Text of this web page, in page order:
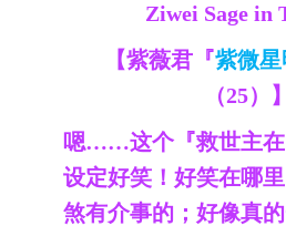
Ziwei Sage in
【紫薇君『紫微星
（25）】
嗯……这个『救世主在
设定好笑！好笑在哪
煞有介事的；好像真